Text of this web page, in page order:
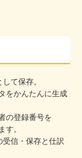
て保存。
をかんたんに生成
の登録番号を
す。
受信・保存と仕訳